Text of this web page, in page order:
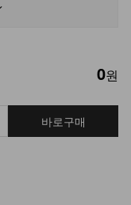
0원
바로구매